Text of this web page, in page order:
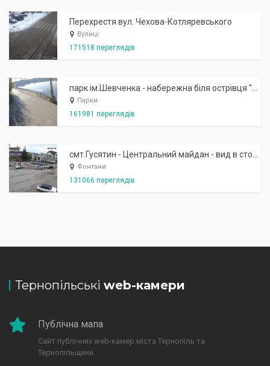
Перехрестя вул. Чехова-Котляревського
Вулиці
171518 переглядів
Парки
161981 переглядів
Фонтани
131066 переглядів
Тернопільські web-камери
Публічна мапа
Сайт публічних web-камер міста Тернопіль та
Тернопільщини.